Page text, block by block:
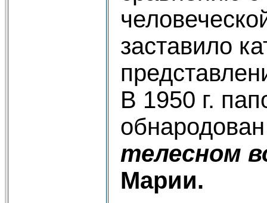
заставило
В 1950 г.
телесном
Марии.